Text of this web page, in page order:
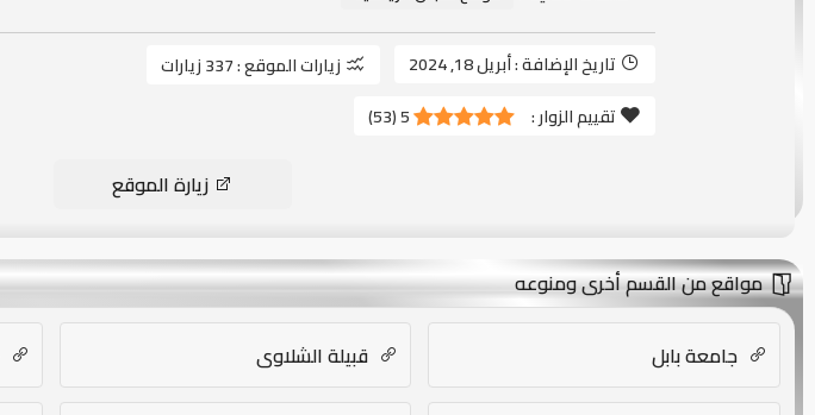
تاريخ الإضافة :أبريل 18, 2024 زيارات الموقع :337 زيارات
تقييم الزوار :
5
(
53
)
زيارة الموقع
مواقع من القسم أخرى ومنوعه
جامعة بابل قبيلة الشلاوى